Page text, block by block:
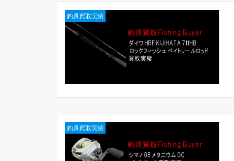
釣具買取実績
釣具買取実績